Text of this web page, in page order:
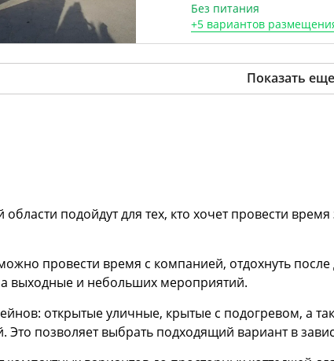
Без питания
+5 вариантов
Показать еще
подойдут для тех, кто хочет провести
провести время с компанией, отдохнуть
выходные и небольших мероприятий.
открытые уличные, крытые с подогревом, а
позволяет выбрать подходящий вариант в